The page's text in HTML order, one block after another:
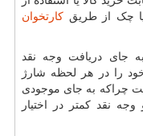
چک از طریق کارتخوان
به جای دریافت وجه نقد
را در هر لحظه شارژ
چراکه به جای موجودی
نقد کمتر در اختیار